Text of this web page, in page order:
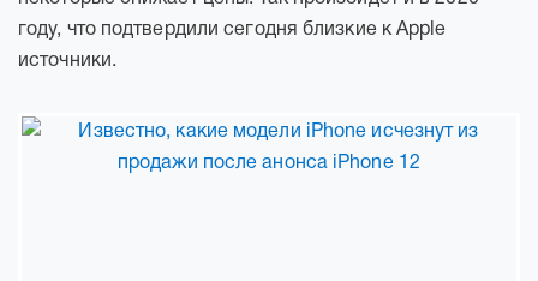
году, что подтвердили сегодня близкие к Apple
источники.